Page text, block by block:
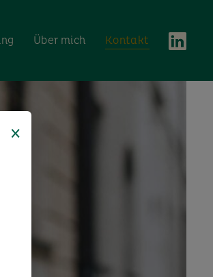
Über mich Kontakt
×